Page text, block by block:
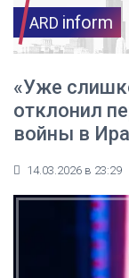
ARD inform
«Уже
отклонил
войны в
14.03.2026 в 23:29